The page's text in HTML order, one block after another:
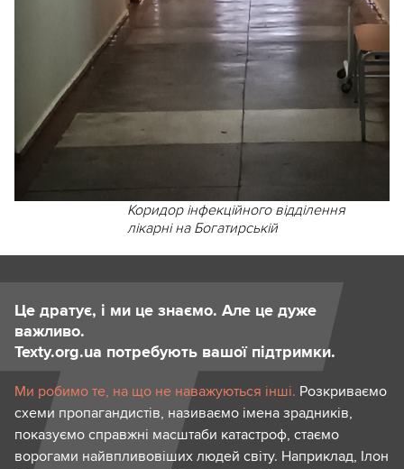
Коридор інфекційного відділення
лікарні на Богатирській
Це дратує, і ми це знаємо. Але це дуже
важливо.
Texty.org.ua потребують вашої підтримки.
Ми робимо те, на що не наважуються інші. Розкриваємо
схеми пропагандистів, називаємо імена зрадників,
показуємо справжні масштаби катастроф, стаємо
ворогами найвпливовіших людей світу. Наприклад, Ілон